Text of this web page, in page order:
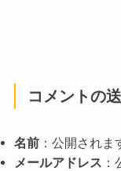
コメントの
名前：公開されま
メールアドレス